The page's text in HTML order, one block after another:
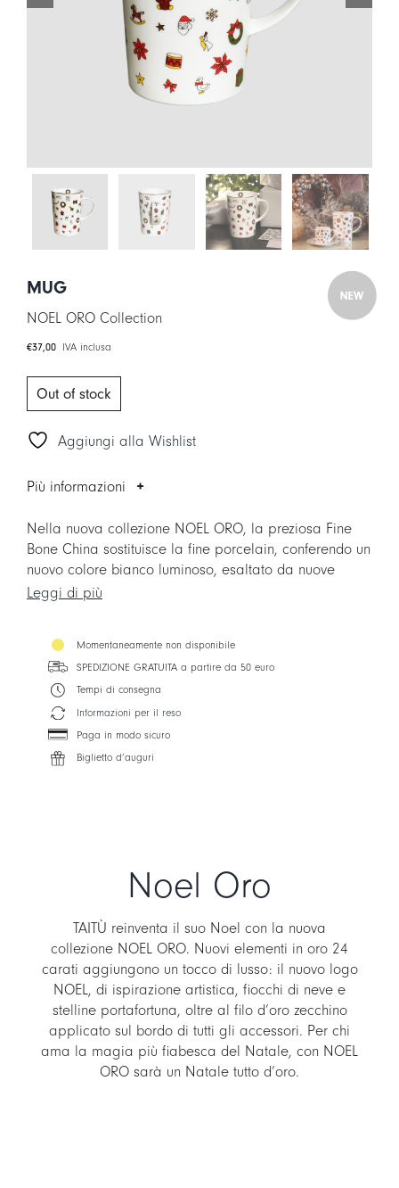
MUG
NOEL ORO Collection
€37,00 IVA inclusa
Out of stock
Aggiungi alla Wishlist
Più informazioni
Nella nuova collezione NOEL ORO, la preziosa Fine
Bone China sostituisce la fine porcelain, conferendo un
nuovo colore bianco luminoso, esaltato da nuove
forme contemporanee. La collezione è arricchita
Leggi di più
Momentaneamente non disponibile
SPEDIZIONE GRATUITA a partire da 50 euro
Tempi di consegna
Informazioni per il reso
Paga in modo sicuro
Biglietto d’auguri
Noel Oro
TAITÙ reinventa il suo Noel con la nuova
collezione NOEL ORO. Nuovi elementi in oro 24
carati aggiungono un tocco di lusso: il nuovo logo
NOEL, di ispirazione artistica, fiocchi di neve e
stelline portafortuna, oltre al filo d’oro zecchino
applicato sul bordo di tutti gli accessori. Per chi
ama la magia più fiabesca del Natale, con NOEL
ORO sarà un Natale tutto d’oro.